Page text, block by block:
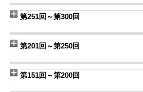
第251回～第300回
第201回～第250回
第151回～第200回